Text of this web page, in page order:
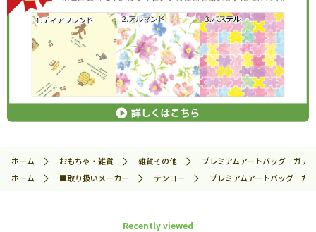
ホーム おもちゃ・雑貨 雑貨その他
プレミアムアートバッグ ガチ
ホーム
■取り扱いメーカー テンヨー プレミアムアートバッグ ガ
Recently viewed